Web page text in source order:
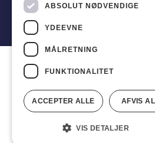
Copyright 2024 © Viggo Bendz.
ABSOLUT NØDVENDIGE
YDEEVNE
MÅLRETNING
FUNKTIONALITET
ACCEPTER ALLE AFVIS
VIS DETALJER